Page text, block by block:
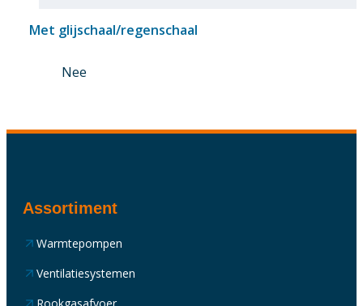
Met glijschaal/regenschaal
Nee
Assortiment
Warmtepompen
Ventilatiesystemen